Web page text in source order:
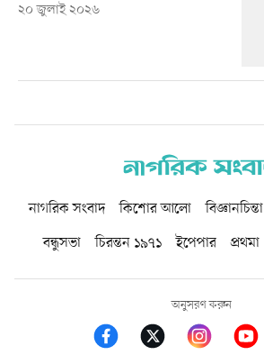
২০ জুলাই ২০২৬
নাগরিক সংবাদ কিশোর আলো বিজ্ঞানচিন্তা
বন্ধুসভা
চিরন্তন ১৯৭১ ইপেপার প্রথমা
অনুসরণ করুন